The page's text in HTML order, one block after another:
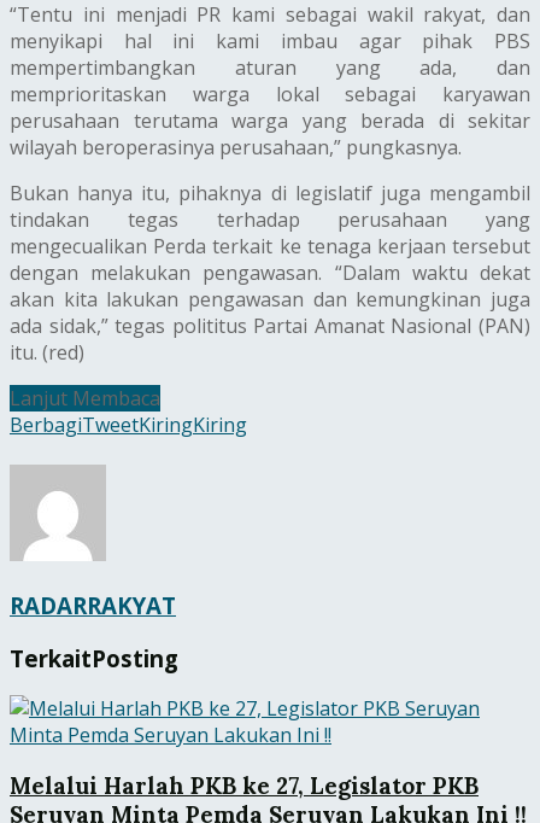
“Tentu ini menjadi PR kami sebagai wakil rakyat, dan
menyikapi hal ini kami imbau agar pihak PBS
mempertimbangkan aturan yang ada, dan
memprioritaskan warga lokal sebagai karyawan
perusahaan terutama warga yang berada di sekitar
wilayah beroperasinya perusahaan,” pungkasnya.
Bukan hanya itu, pihaknya di legislatif juga mengambil
tindakan tegas terhadap perusahaan yang
mengecualikan Perda terkait ke tenaga kerjaan tersebut
dengan melakukan pengawasan. “Dalam waktu dekat
akan kita lakukan pengawasan dan kemungkinan juga
ada sidak,” tegas polititus Partai Amanat Nasional (PAN)
itu. (red)
Lanjut Membaca
BerbagiTweetKiringKiring
RADARRAKYAT
TerkaitPosting
Melalui Harlah PKB ke 27, Legislator PKB
Seruyan Minta Pemda Seruyan Lakukan Ini !!